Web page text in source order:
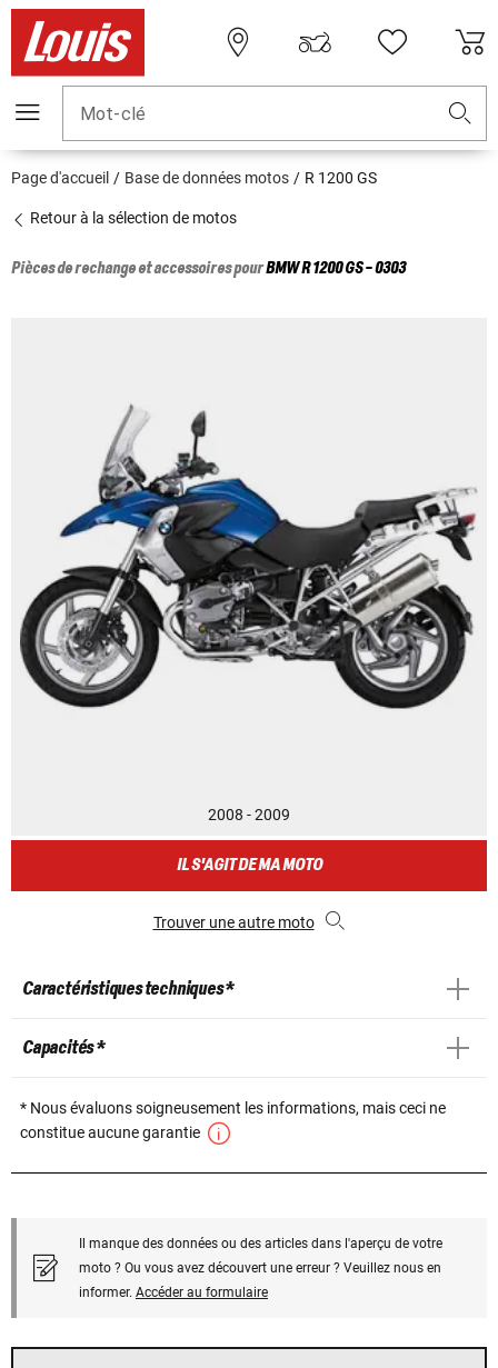
Mot-clé
Page d'accueil Base de données motos R 1200 GS
Retour à la sélection de motos
Pièces de rechange et accessoires pourBMWR 1200 GS - 0303
2008 - 2009
IL S'AGIT DE MA MOTO
Trouver une autre moto
Caractéristiques techniques *
Capacités *
* Nous évaluons soigneusement les informations, mais ceci ne
constitue aucune garantie
Il manque des données ou des articles dans l'aperçu de votre
moto ? Ou vous avez découvert une erreur ? Veuillez nous en
informer. Accéder au formulaire